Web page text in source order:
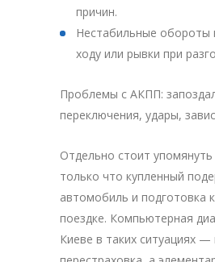
причин.
Нестабильные обороты
ходу или рывки при
Проблемы с АКПП:
переключения, удары,
Отдельно стоит упомянуть
только что купленный
автомобиль и подготовка
поездке. Компьютерная
Киеве в таких ситуациях —